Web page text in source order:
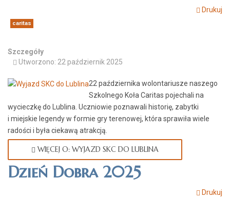
Drukuj
caritas
Szczegóły
Utworzono: 22 październik 2025
22 października wolontariusze naszego
Szkolnego Koła Caritas pojechali na
wycieczkę do Lublina. Uczniowie poznawali historię, zabytki
i miejskie legendy w formie gry terenowej, która sprawiła wiele
radości i była ciekawą atrakcją.
WIĘCEJ O: WYJAZD SKC DO LUBLINA
Dzień Dobra 2025
Drukuj